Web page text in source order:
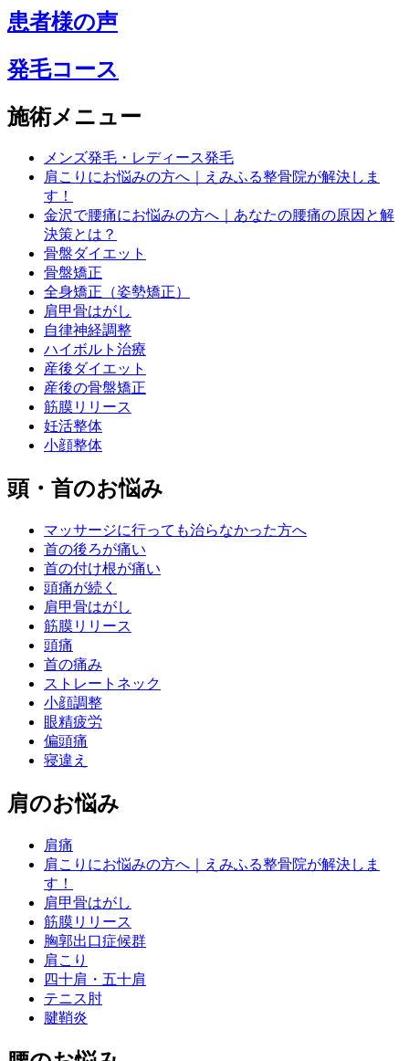
患者様の声
発毛コース
施術メニュー
メンズ発毛・レディース発毛
肩こりにお悩みの方へ｜えみふる整骨院が解決しま
す！
金沢で腰痛にお悩みの方へ｜あなたの腰痛の原因と解
決策とは？
骨盤ダイエット
骨盤矯正
全身矯正（姿勢矯正）
肩甲骨はがし
自律神経調整
ハイボルト治療
産後ダイエット
産後の骨盤矯正
筋膜リリース
妊活整体
小顔整体
頭・首のお悩み
マッサージに行っても治らなかった方へ
首の後ろが痛い
首の付け根が痛い
頭痛が続く
肩甲骨はがし
筋膜リリース
頭痛
首の痛み
ストレートネック
小顔調整
眼精疲労
偏頭痛
寝違え
肩のお悩み
肩痛
肩こりにお悩みの方へ｜えみふる整骨院が解決しま
す！
肩甲骨はがし
筋膜リリース
胸郭出口症候群
肩こり
四十肩・五十肩
テニス肘
腱鞘炎